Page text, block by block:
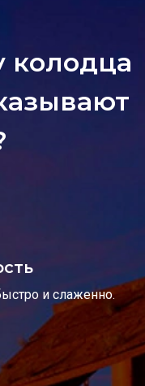
колодца
и слаженно.